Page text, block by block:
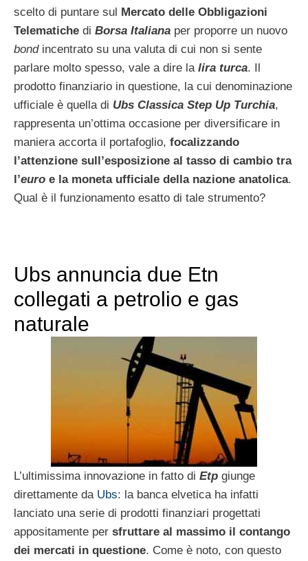
scelto di puntare sul Mercato delle Obbligazioni
Telematiche di Borsa Italiana per proporre un nuovo
bondincentrato su una valuta di cui non si sente
parlare molto spesso, vale a dire la lira turca. Il
prodotto finanziario in questione, la cui denominazione
ufficiale è quella di Ubs Classica Step Up Turchia,
rappresenta un’ottima occasione per diversificare in
maniera accorta il portafoglio, focalizzando
l’attenzione sull’esposizione al tasso di cambio tra
l’euro e la moneta ufficiale della nazione anatolica.
Qual è il funzionamento esatto di tale strumento?
Ubs annuncia due Etn
collegati a petrolio e gas
naturale
L’ultimissima innovazione in fatto di Etp giunge
direttamente da Ubs: la banca elvetica ha infatti
lanciato una serie di prodotti finanziari progettati
appositamente per sfruttare al massimo il contango
dei mercati in questione. Come è noto, con questo